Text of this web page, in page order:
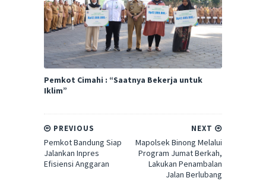
Pemkot Cimahi : “Saatnya Bekerja untuk
Iklim”
NEXT
Mapolsek Binong Melalui
Program Jumat Berkah,
Lakukan Penambalan
Jalan Berlubang
PREVIOUS
Pemkot Bandung Siap
Jalankan Inpres
Efisiensi Anggaran